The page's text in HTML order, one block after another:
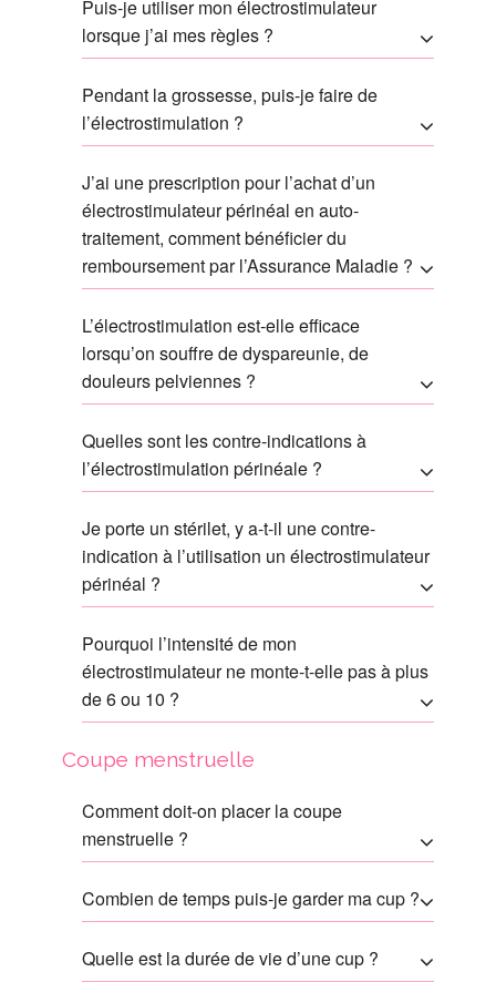
Puis-je utiliser mon électrostimulateur
lorsque j’ai mes règles ?
Pendant la grossesse, puis-je faire de
l’électrostimulation ?
J’ai une prescription pour l’achat d’un
électrostimulateur périnéal en auto-
traitement, comment bénéficier du
remboursement par l’Assurance Maladie ?
L’électrostimulation est-elle efficace
lorsqu’on souffre de dyspareunie, de
douleurs pelviennes ?
Quelles sont les contre-indications à
l’électrostimulation périnéale ?
Je porte un stérilet, y a-t-il une contre-
indication à l’utilisation un électrostimulateur
périnéal ?
Pourquoi l’intensité de mon
électrostimulateur ne monte-t-elle pas à plus
de 6 ou 10 ?
Coupe menstruelle
Comment doit-on placer la coupe
menstruelle ?
Combien de temps puis-je garder ma cup ?
Quelle est la durée de vie d’une cup ?